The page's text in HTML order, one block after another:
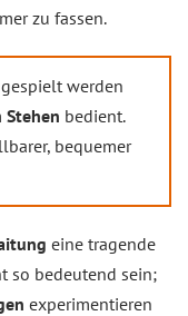
zu fassen.
werden
Stehen bedient.
bequemer
eine tragende
so bedeutend sein;
experimentieren